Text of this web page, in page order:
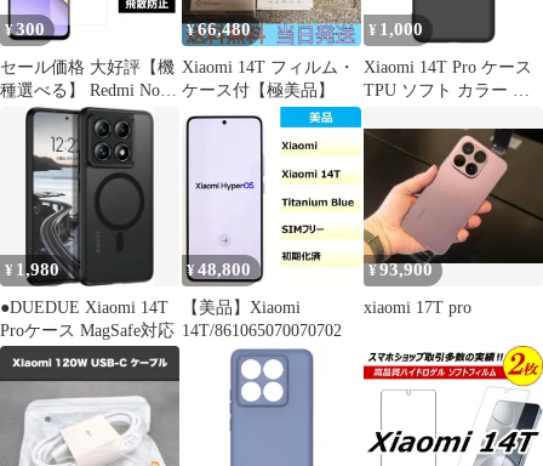
¥300
セール価格 大好評【機
種選べる】 Redmi Note
13 Pro 5G 保護フィルム
Xiaomi 14T Pro ガラス
フィルム 保護シート 光
沢クリア 硬度9H
¥66,480
Xiaomi 14T フィルム・
ケース付【極美品】
¥ 1,000
Xiaomi 14T Pro ケース
TPU ソフト カラー ケ
¥ 1,980
●DUEDUE Xiaomi 14T
Proケース MagSafe対応
¥48,800
【美品】Xiaomi
14T/861065070070702
¥93,900
xiaomi 17T pro